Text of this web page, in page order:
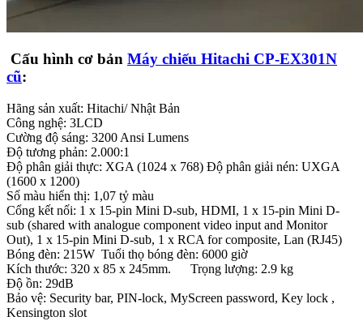
Cấu hình cơ bản Máy chiếu Hitachi CP-EX301N
cũ:
Hãng sản xuất: Hitachi/ Nhật Bản
Công nghệ: 3LCD
Cường độ sáng: 3200 Ansi Lumens
Độ tương phản: 2.000:1
Độ phân giải thực: XGA (1024 x 768) Độ phân giải nén: UXGA
(1600 x 1200)
Số màu hiển thị: 1,07 tỷ màu
Cổng kết nối: 1 x 15-pin Mini D-sub, HDMI, 1 x 15-pin Mini D-
sub (shared with analogue component video input and Monitor
Out), 1 x 15-pin Mini D-sub, 1 x RCA for composite, Lan (RJ45)
Bóng đèn: 215W Tuổi thọ bóng đèn: 6000 giờ
Kích thước: 320 x 85 x 245mm. Trọng lượng: 2.9 kg
Độ ồn: 29dB
Bảo vệ: Security bar, PIN-lock, MyScreen password, Key lock ,
Kensington slot